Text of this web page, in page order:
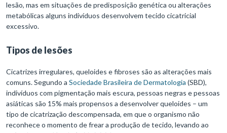
lesão, mas em situações de predisposição genética ou alterações
metabólicas alguns indivíduos desenvolvem tecido cicatricial
excessivo.
Tipos de lesões
Cicatrizes irregulares, queloides e fibroses são as alterações mais
comuns. Segundo a Sociedade Brasileira de Dermatologia (SBD),
indivíduos com pigmentação mais escura, pessoas negras e pessoas
asiáticas são 15% mais propensos a desenvolver queloides – um
tipo de cicatrização descompensada, em que o organismo não
reconhece o momento de frear a produção de tecido, levando ao